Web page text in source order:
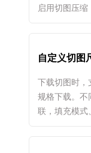
启用切图压缩
自定义切图
下载切图时
规格下载。
联，填充模式